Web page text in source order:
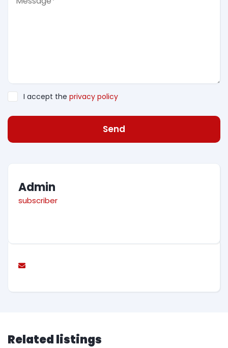
I accept the privacy policy
Send
Admin
subscriber
Related listings